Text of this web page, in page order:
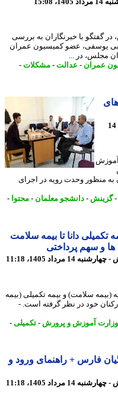
با خبرنگاران به بررسی
عضو کمیسیون عمران
در ...
- عدالت-مشکلات-
وحدت رویه در اجرای
-دانشجو معلمان-محتوا-
1405؛ از بیمه تکمیلی دانا تا بیمه سلامت
سهم پرداختی
سلامت) و بیمه تکمیلی (بیمه
خود در نظر گرفته است. -
آموزش و پرورش-تکمیلی-
فارس + راهنمای ورود و